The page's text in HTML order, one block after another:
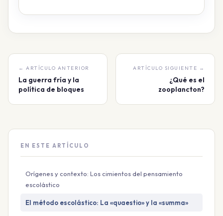
← ARTÍCULO ANTERIOR
La guerra fría y la
política de bloques
ARTÍCULO SIGUIENTE →
¿Qué es el
zooplancton?
EN ESTE ARTÍCULO
Orígenes y contexto: Los cimientos del pensamiento
escolástico
El método escolástico: La «quaestio» y la «summa»